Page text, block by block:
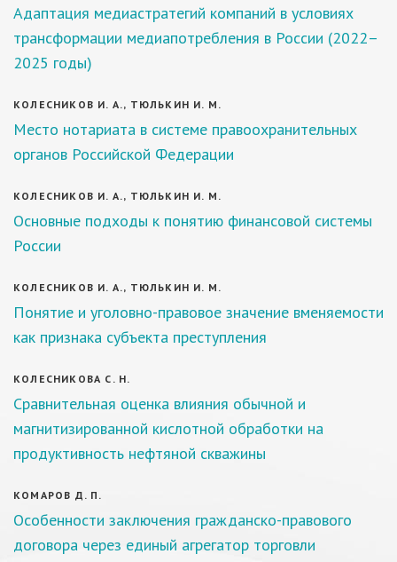
Адаптация медиастратегий компаний в условиях
трансформации медиапотребления в России (2022–
2025 годы)
КОЛЕСНИКОВ И. А., ТЮЛЬКИН И. М.
Место нотариата в системе правоохранительных
органов Российской Федерации
КОЛЕСНИКОВ И. А., ТЮЛЬКИН И. М.
Основные подходы к понятию финансовой системы
России
КОЛЕСНИКОВ И. А., ТЮЛЬКИН И. М.
Понятие и уголовно-правовое значение вменяемости
как признака субъекта преступления
КОЛЕСНИКОВА С. Н.
Сравнительная оценка влияния обычной и
магнитизированной кислотной обработки на
продуктивность нефтяной скважины
КОМАРОВ Д. П.
Особенности заключения гражданско-правового
договора через единый агрегатор торговли